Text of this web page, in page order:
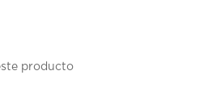
producto